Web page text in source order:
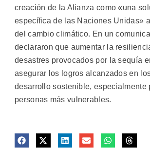
creación de la Alianza como «una
específica de las Naciones Unidas»
del cambio climático. En un
declararon que aumentar la
desastres provocados por la sequía
asegurar los logros alcanzados en
desarrollo sostenible, especialmente
personas más vulnerables.